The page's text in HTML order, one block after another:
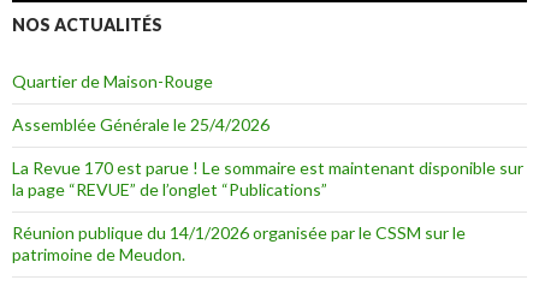
NOS ACTUALITÉS
Quartier de Maison-Rouge
Assemblée Générale le 25/4/2026
La Revue 170 est parue ! Le sommaire est maintenant disponible sur
la page “REVUE” de l’onglet “Publications”
Réunion publique du 14/1/2026 organisée par le CSSM sur le
patrimoine de Meudon.